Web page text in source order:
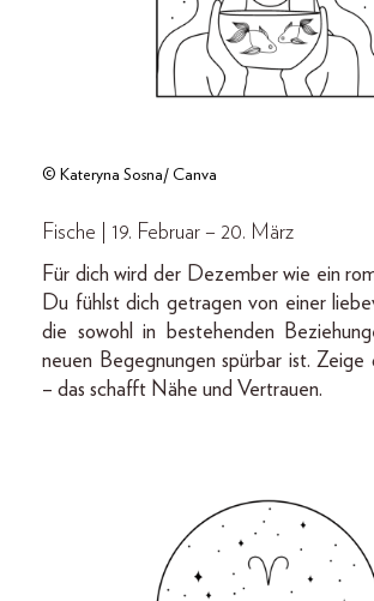
© Kateryna Sosna/ Canva
Fische | 19. Februar – 20. März
Für dich wird der Dezember wie ein
Du fühlst dich getragen von einer
die sowohl in bestehenden
neuen Begegnungen spürbar ist. Zeige
– das schafft Nähe und Vertrauen.